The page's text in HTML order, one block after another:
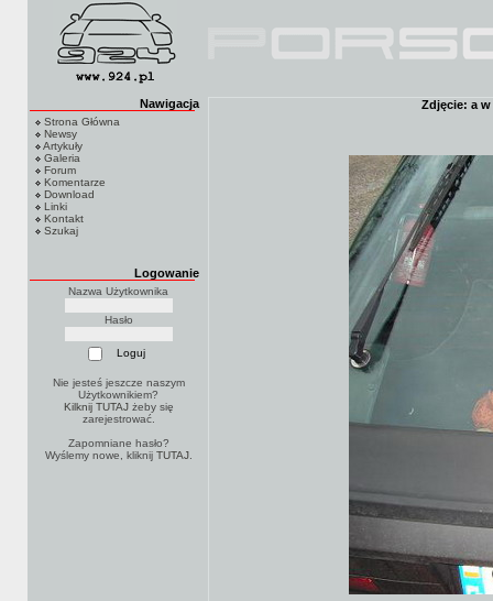
Nawigacja
Strona Główna
Newsy
Artykuły
Galeria
Forum
Komentarze
Download
Linki
Kontakt
Szukaj
Logowanie
Nazwa Użytkownika
Hasło
Nie jesteś jeszcze naszym
Użytkownikiem?
Kilknij TUTAJżeby się
zarejestrować.
Zapomniane hasło?
Wyślemy nowe, kliknij TUTAJ.
Zdjęcie: a